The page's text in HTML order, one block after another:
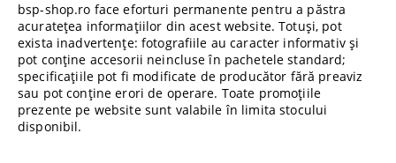
bsp-shop.ro face eforturi permanente pentru a păstra
acuratețea informațiilor din acest website. Totuși, pot
exista inadvertențe: fotografiile au caracter informativ și
pot conține accesorii neincluse în pachetele standard;
specificațiile pot fi modificate de producător fără preaviz
sau pot conține erori de operare. Toate promoțiile
prezente pe website sunt valabile în limita stocului
disponibil.